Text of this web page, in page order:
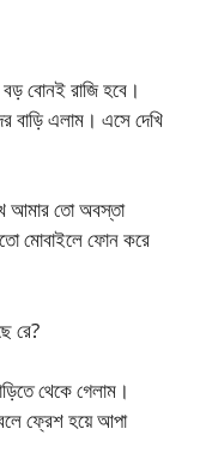
বোনই রাজি হবে।
বাড়ি এলাম। এসে দেখি
আমার তো অবস্তা
মোবাইলে ফোন করে
রে?
থেকে গেলাম।
ফ্রেশ হয়ে আপা